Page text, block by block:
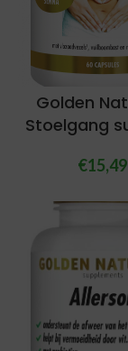
Golden
Stoelgang
€15,49